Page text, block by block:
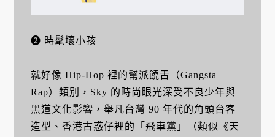
❷ 時髦壞小孩
就好像 Hip-Hop 裡的幫派饒舌（Gangsta
Rap）類別，Sky 的時尚眼光深受不良少年與
黑道文化影響，舉凡台灣 90 年代的角頭台客
造型、香港古惑仔裡的「飛車黨」（類似《天